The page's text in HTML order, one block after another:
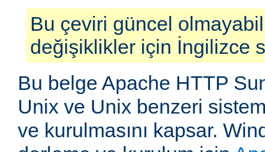
Bu çeviri güncel
değişiklikler için İngilizce
Bu belge Apache HTTP
Unix ve Unix benzeri
ve kurulmasını kapsar.